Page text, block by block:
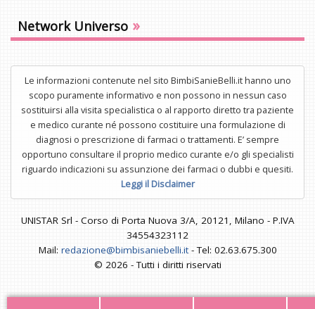
Network Universo »
Le informazioni contenute nel sito BimbiSanieBelli.it hanno uno
scopo puramente informativo e non possono in nessun caso
sostituirsi alla visita specialistica o al rapporto diretto tra paziente
e medico curante né possono costituire una formulazione di
diagnosi o prescrizione di farmaci o trattamenti. E’ sempre
opportuno consultare il proprio medico curante e/o gli specialisti
riguardo indicazioni su assunzione dei farmaci o dubbi e quesiti.
Leggi il Disclaimer
UNISTAR Srl - Corso di Porta Nuova 3/A, 20121, Milano - P.IVA
34554323112
Mail: redazione@bimbisaniebelli.it- Tel: 02.63.675.300
© 2026 - Tutti i diritti riservati